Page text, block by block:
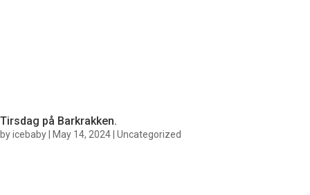
Tirsdag på Barkrakken.
byicebaby May 14, 2024 Uncategorized